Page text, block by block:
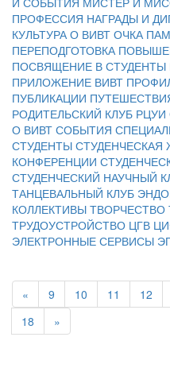
ПРОФЕССИЯ НАГРАДЫ И
КУЛЬТУРА О ВИВТ ОЧКА
ПЕРЕПОДГОТОВКА
ПОСВЯЩЕНИЕ В СТУДЕНТЫ
ПРИЛОЖЕНИЕ ВИВТ
ПУБЛИКАЦИИ
РОДИТЕЛЬСКИЙ КЛУБ РЦУИ
О ВИВТ СОБЫТИЯ
СТУДЕНТЫ СТУДЕНЧЕСКАЯ
КОНФЕРЕНЦИИ
СТУДЕНЧЕСКИЙ НАУЧНЫЙ
ТАНЦЕВАЛЬНЫЙ КЛУБ
КОЛЛЕКТИВЫ ТВОРЧЕСТВО
ТРУДОУСТРОЙСТВО ЦГВ
ЭЛЕКТРОННЫЕ СЕРВИСЫ
« 9 10 11 12
18
»